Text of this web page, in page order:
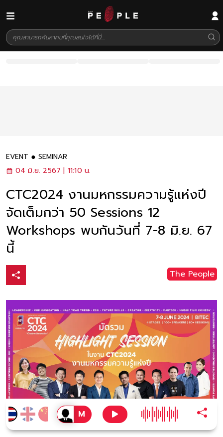
EVENT
SEMINAR
04 มิ.ย. 2567 | 11:10 น.
CTC2024 งานมหกรรมความรู้แห่งปี
จัดเต็มกว่า 50 Sessions 12
Workshops พบกันวันที่ 7-8 มิ.ย. 67
นี้
The People